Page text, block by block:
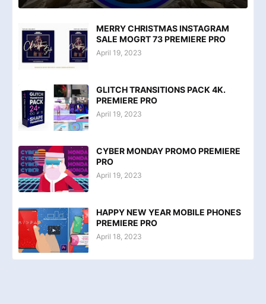
MERRY CHRISTMAS INSTAGRAM
SALE MOGRT 73 PREMIERE PRO
April 19, 2023
GLITCH TRANSITIONS PACK 4K.
PREMIERE PRO
April 19, 2023
CYBER MONDAY PROMO PREMIERE
PRO
April 19, 2023
HAPPY NEW YEAR MOBILE PHONES
PREMIERE PRO
April 18, 2023